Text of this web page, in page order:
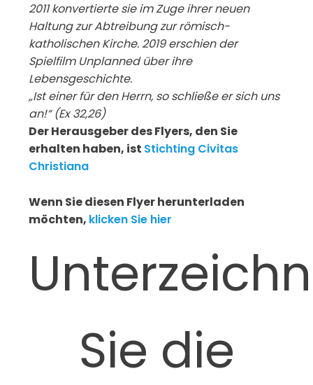
2011 konvertierte sie im Zuge ihrer neuen
Haltung zur Abtreibung zur römisch-
katholischen Kirche. 2019 erschien der
Spielfilm Unplanned über ihre
Lebensgeschichte.
„Ist einer für den Herrn, so schließe er sich uns
an!“ (Ex 32,26)
Der Herausgeber des Flyers, den Sie
erhalten haben, ist Stichting Civitas
Christiana
Wenn Sie diesen Flyer herunterladen
möchten, klicken Sie hier
Sie die